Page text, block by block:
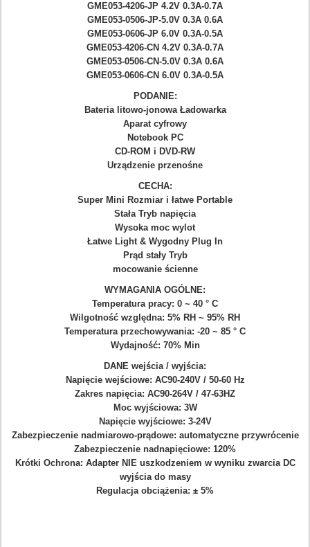
GME053-4206-JP 4.2V 0.3A-0.7A
GME053-0506-JP-5.0V 0.3A 0.6A
GME053-0606-JP 6.0V 0.3A-0.5A
GME053-4206-CN 4.2V 0.3A-0.7A
GME053-0506-CN-5.0V 0.3A 0.6A
GME053-0606-CN 6.0V 0.3A-0.5A
PODANIE:
Bateria litowo-jonowa Ładowarka
Aparat cyfrowy
Notebook PC
CD-ROM i DVD-RW
Urządzenie przenośne
CECHA:
Super Mini Rozmiar i łatwe Portable
Stała Tryb napięcia
Wysoka moc wylot
Łatwe Light & Wygodny Plug In
Prąd stały Tryb
mocowanie ścienne
WYMAGANIA OGÓLNE:
Temperatura pracy: 0 ~ 40 ° C
Wilgotność względna: 5% RH ~ 95% RH
Temperatura przechowywania: -20 ~ 85 ° C
Wydajność: 70% Min
DANE wejścia / wyjścia:
Napięcie wejściowe: AC90-240V / 50-60 Hz
Zakres napięcia: AC90-264V / 47-63HZ
Moc wyjściowa: 3W
Napięcie wyjściowe: 3-24V
Zabezpieczenie nadmiarowo-prądowe: automatyczne przywrócenie
Zabezpieczenie nadnapięciowe: 120%
Krótki Ochrona: Adapter NIE uszkodzeniem w wyniku zwarcia DC
wyjścia do masy
Regulacja obciążenia: ± 5%